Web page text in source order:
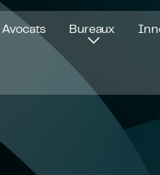
Avocats Bureaux